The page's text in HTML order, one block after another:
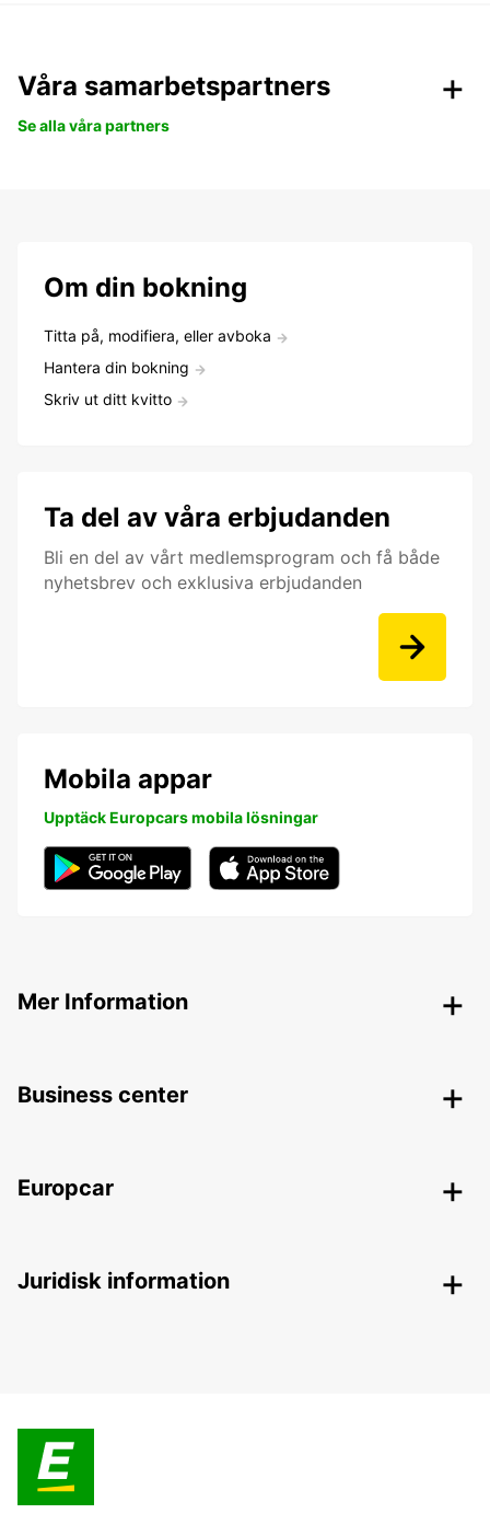
Våra samarbetspartners
Se alla våra partners
Om din bokning
Titta på, modifiera, eller avboka
Hantera din bokning
Skriv ut ditt kvitto
Ta del av våra erbjudanden
Bli en del av vårt medlemsprogram och få både
nyhetsbrev och exklusiva erbjudanden
Mobila appar
Upptäck Europcars mobila lösningar
Mer Information
Business center
Europcar
Juridisk information